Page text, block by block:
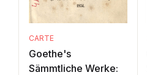
CARTE
Goethe's
Sämmtliche Werke: